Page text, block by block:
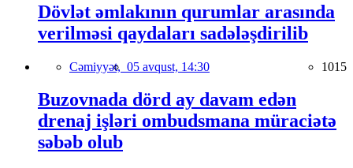
Dövlət əmlakının qurumlar arasında
verilməsi qaydaları sadələşdirilib
Cəmiyyət, 05 avqust, 14:30 1015
Buzovnada dörd ay davam edən
drenaj işləri ombudsmana müraciətə
səbəb olub